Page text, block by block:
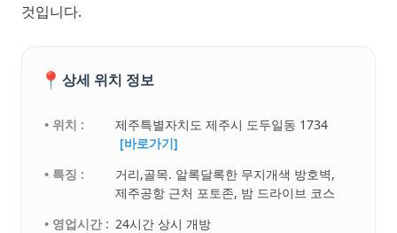
것입니다.
📍 상세 위치 정보
• 위치 :
제주특별자치도 제주시 도두일동 1734
[바로가기]
• 특징 :
거리,골목. 알록달록한 무지개색 방호벽,
제주공항 근처 포토존, 밤 드라이브 코스
• 영업시간 : 24시간 상시 개방